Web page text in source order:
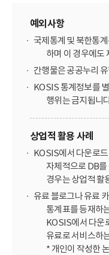
예외사항
국제통계 및 북한통
하며 이 경우에도
간행물은 공공누리
KOSIS 통계정보를
행위는 금지됩니
상업적 활용 사례
KOSIS에서 다운로
자체적으로 DB를
경우는 상업적 활
유료 블로그나 유료
통계표를 등재하
KOSIS에서 다운
유료로 서비스하
* 개인이 작성한